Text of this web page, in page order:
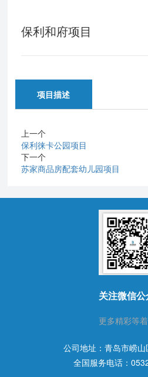
保利和府项目
项目描述
上一个
保利徕卡公园项目
下一个
苏家商品房配套幼儿园项目
关注微信
更多精彩等着
公司地址：青岛市崂
全国服务电话：